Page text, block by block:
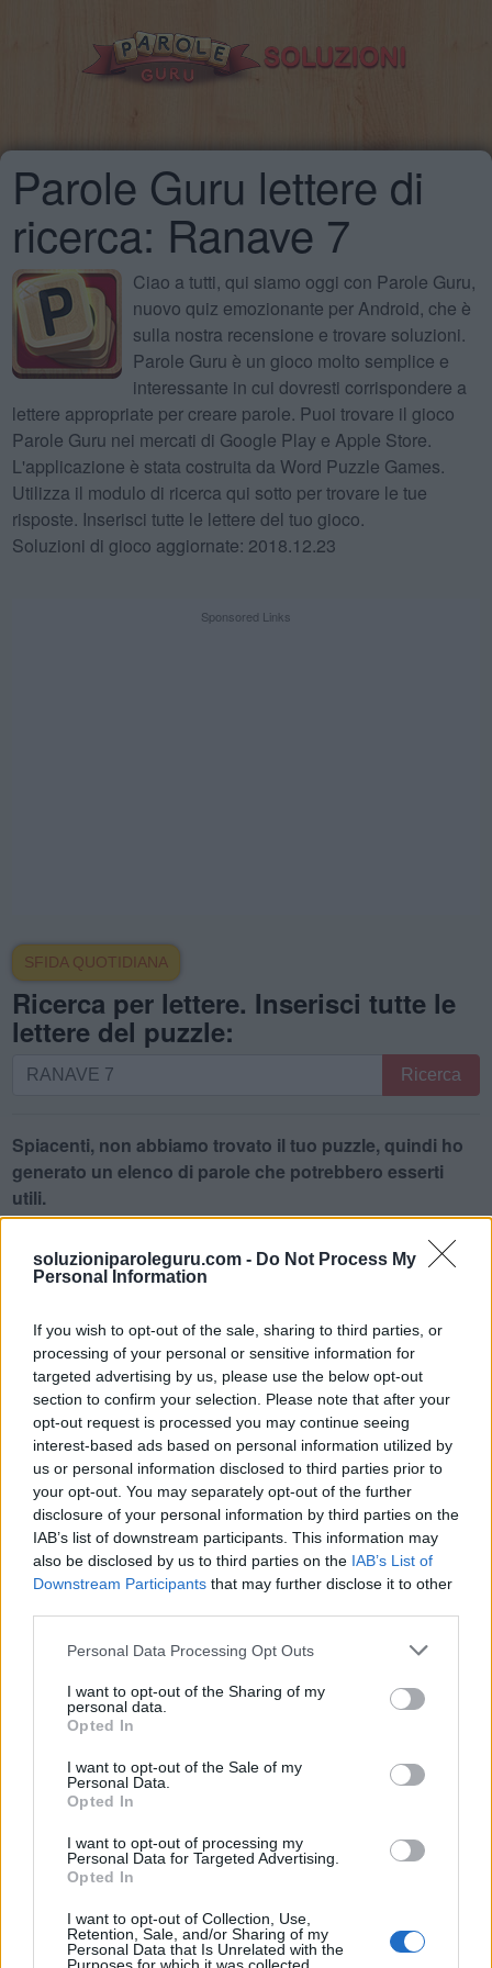
soluzioniparoleguru.com - Do Not Process My
Personal Information
If you wish to opt-out of the sale, sharing to third parties, or
processing of your personal or sensitive information for
targeted advertising by us, please use the below opt-out
section to confirm your selection. Please note that after your
opt-out request is processed you may continue seeing
interest-based ads based on personal information utilized by
us or personal information disclosed to third parties prior to
your opt-out. You may separately opt-out of the further
disclosure of your personal information by third parties on the
IAB’s list of downstream participants. This information may
also be disclosed by us to third parties on the IAB’s List of
Downstream Participants that may further disclose it to other
Personal Data Processing Opt Outs
I want to opt-out of the Sharing of my
personal data.
Opted In
I want to opt-out of the Sale of my
Personal Data.
Opted In
I want to opt-out of processing my
Personal Data for Targeted Advertising.
Opted In
I want to opt-out of Collection, Use,
Retention, Sale, and/or Sharing of my
Personal Data that Is Unrelated with the
Parole Guru lettere di
ricerca: Ranave 7
Ciao a tutti, qui siamo oggi con Parole Guru,
nuovo quiz emozionante per Android, che è
sulla nostra recensione e trovare soluzioni.
Parole Guru è un gioco molto semplice e
interessante in cui dovresti corrispondere a
lettere appropriate per creare parole. Puoi trovare il gioco
Parole Guru nei mercati di Google Play e Apple Store.
L'applicazione è stata costruita da Word Puzzle Games.
Utilizza il modulo di ricerca qui sotto per trovare le tue
risposte. Inserisci tutte le lettere del tuo gioco.
Soluzioni di gioco aggiornate: 2018.12.23
Sponsored Links
SFIDA QUOTIDIANA
Ricerca per lettere. Inserisci tutte le
lettere del puzzle:
Ricerca
Inserisci
tutte
le
lettere
del
puzzle:
Ricerca
Spiacenti, non abbiamo trovato il tuo puzzle, quindi ho
generato un elenco di parole che potrebbero esserti
utili.
R E
2. A V E N
4. A V E
R
5.
E A R
N
6. N A V
E
7.
N E A
R
8. N E R
A
9. R A N
A
10. R A V
E
11.
V A N
E
V E R
A
A R
A R
E
A V
E A
R
E R
R A
N
R E
V